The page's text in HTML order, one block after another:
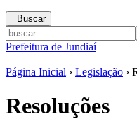
Buscar
Prefeitura de Jundiaí
Página Inicial › Legislação ›
Resoluções